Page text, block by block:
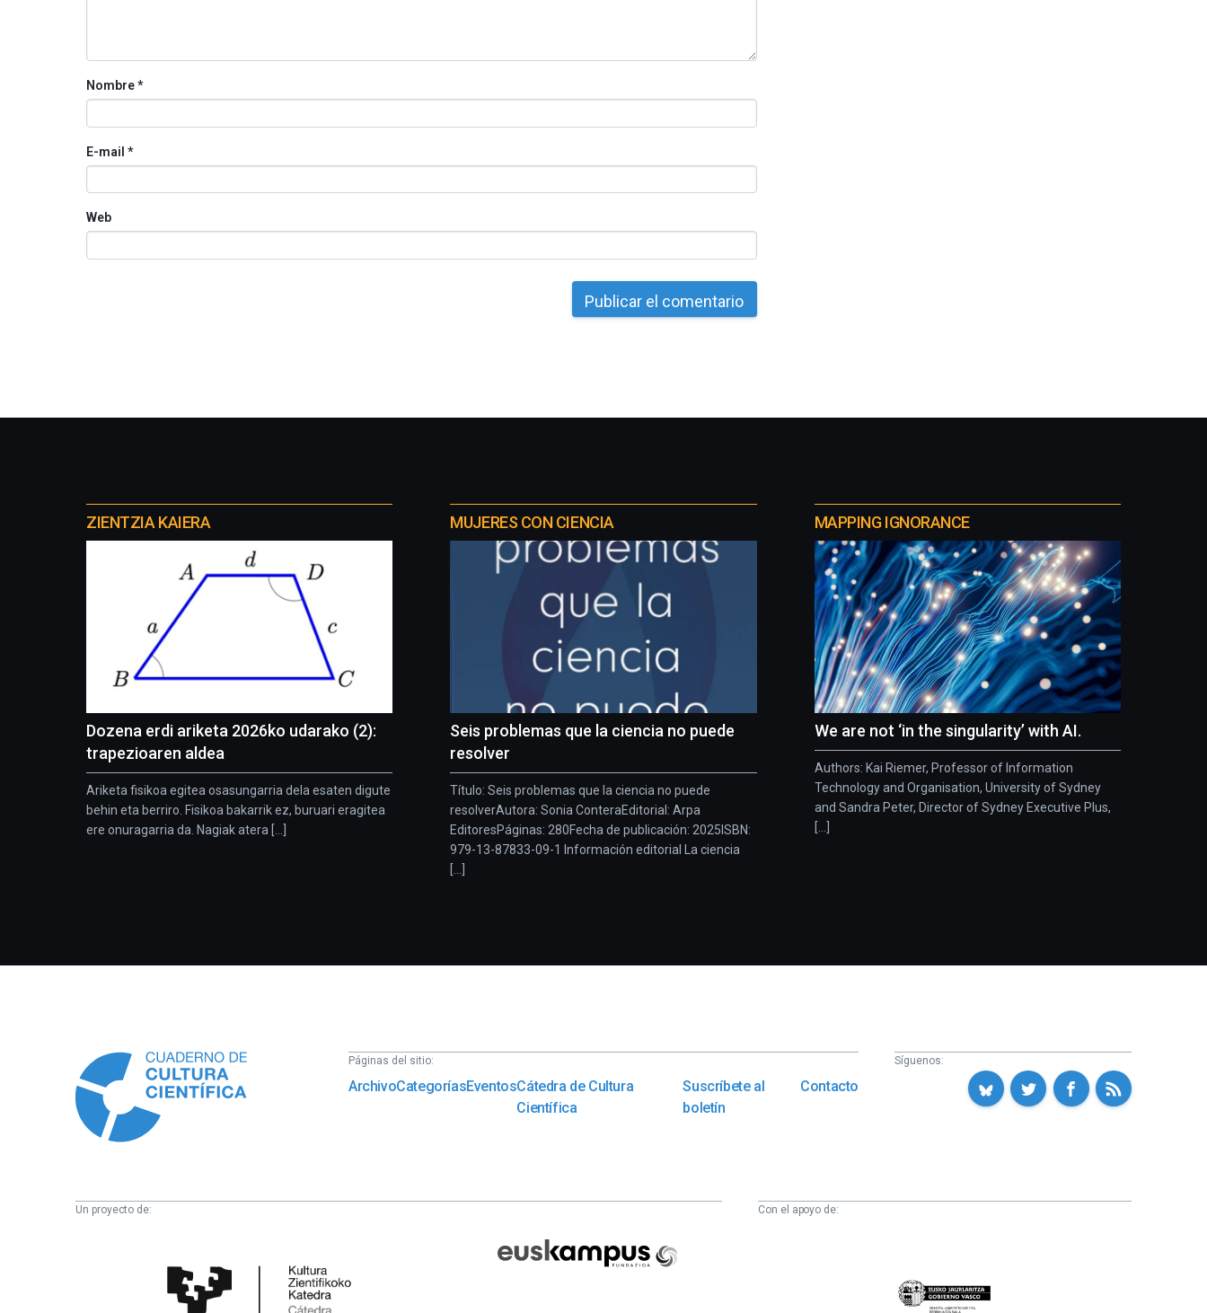
Nombre*
E-mail *
Web
proyectos
ZIENTZIA KAIERA
Dozena erdi ariketa 2026ko udarako (2):
trapezioaren aldea
Ariketa fisikoa egitea osasungarria dela esaten digute
behin eta berriro. Fisikoa bakarrik ez, buruari eragitea
ere onuragarria da. Nagiak atera [...]
MUJERES CON CIENCIA
Seis problemas que la ciencia no puede
resolver
Título: Seis problemas que la ciencia no puede
resolverAutora: Sonia ConteraEditorial: Arpa
EditoresPáginas: 280Fecha de publicación: 2025ISBN:
979-13-87833-09-1 Información editorial La ciencia
[...]
MAPPING IGNORANCE
We are not ‘in the singularity’ with AI.
Authors: Kai Riemer, Professor of Information
Technology and Organisation, University of Sydney
and Sandra Peter, Director of Sydney Executive Plus,
[...]
Páginas del sitio:
ArchivoCategoríasEventosCátedra de Cultura
Científica
Suscríbete al
boletín
Contacto
Síguenos:
Un proyecto de:
Científica
Fundazioa
Con el apoyo de:
Eusko